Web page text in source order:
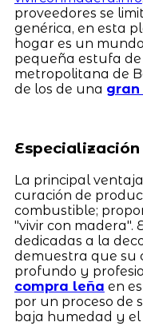
proveedores se
genérica, en esta
hogar es un
pequeña estufa
metropolitana de
de los de una gran
La principal
curación de
combustible;
"vivir con madera".
dedicadas a la
demuestra que su
profundo y
compra leña en
por un proceso de
baja humedad y el